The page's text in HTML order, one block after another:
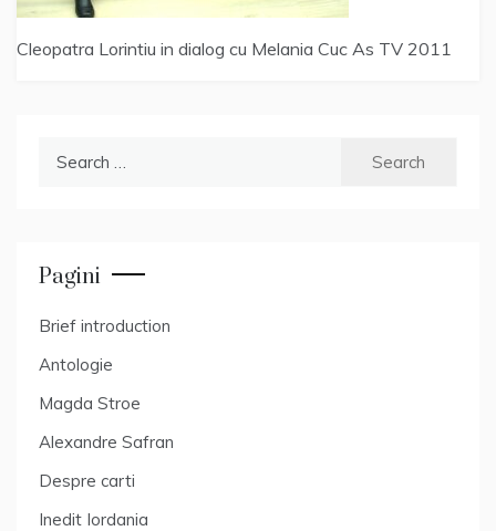
Cleopatra Lorintiu in dialog cu Melania Cuc As TV 2011
Pagini
Brief introduction
Antologie
Magda Stroe
Alexandre Safran
Despre carti
Inedit Iordania